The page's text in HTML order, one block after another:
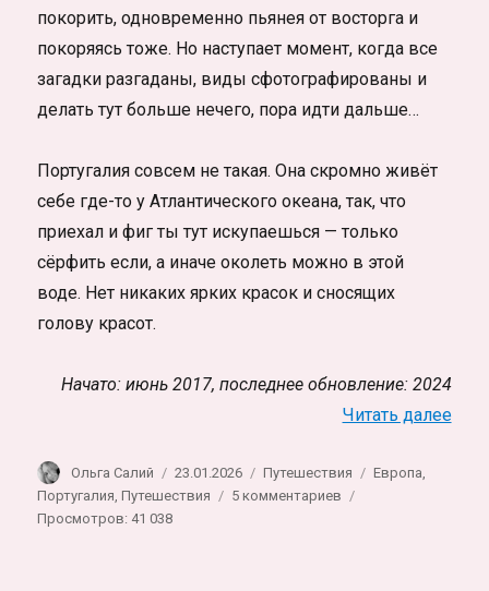
покорить, одновременно пьянея от восторга и
покоряясь тоже. Но наступает момент, когда все
загадки разгаданы, виды сфотографированы и
делать тут больше нечего, пора идти дальше…
Португалия совсем не такая. Она скромно живёт
себе где-то у Атлантического океана, так, что
приехал и фиг ты тут искупаешься — только
сёрфить если, а иначе околеть можно в этой
воде. Нет никаких ярких красок и сносящих
голову красот.
Начато: июнь 2017, последнее обновление: 2024
Читать далее
Автор
Ольга Салий Опубликовано
23.01.2026 Рубрики
Путешествия Метки
Европа,
Португалия,Путешествия 5 комментариев
Просмотров: 41 038